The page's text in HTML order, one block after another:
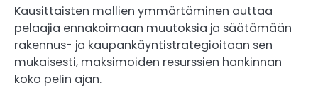
Kausittaisten mallien ymmärtäminen auttaa
pelaajia ennakoimaan muutoksia ja säätämään
rakennus- ja kaupankäyntistrategioitaan sen
mukaisesti, maksimoiden resurssien hankinnan
koko pelin ajan.